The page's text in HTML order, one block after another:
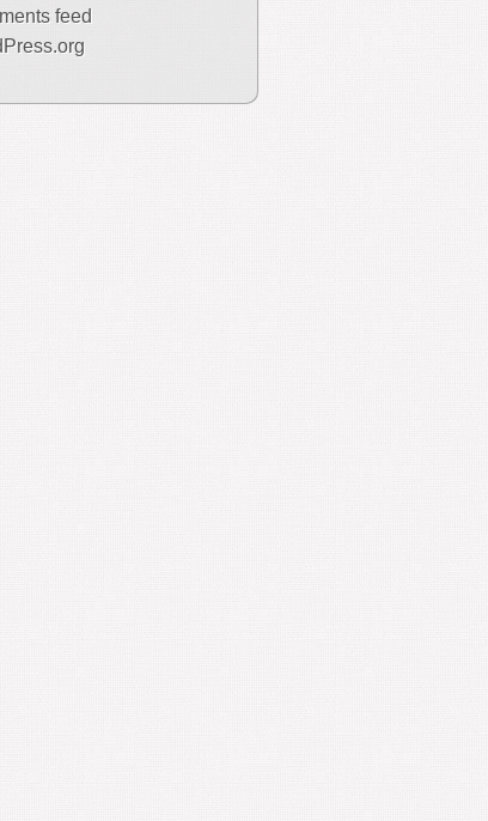
feed